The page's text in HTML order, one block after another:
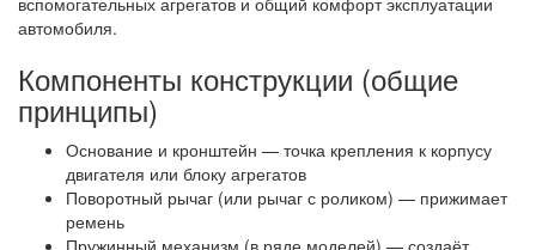
автомобиля.
Компоненты конструкции (общие
принципы)
Основание и кронштейн — точка крепления к корпусу
двигателя или блоку агрегатов
Поворотный рычаг (или рычаг с роликом) — прижимает
ремень
Пружинный механизм (в ряде моделей) — создаёт